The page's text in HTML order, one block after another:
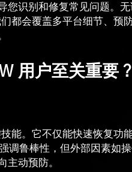
识别和修复常见问题。
都会覆盖多平台细节、预
用户至关重要
能。它不仅能快速恢复功
调鲁棒性，但外部因素如
主动预防。